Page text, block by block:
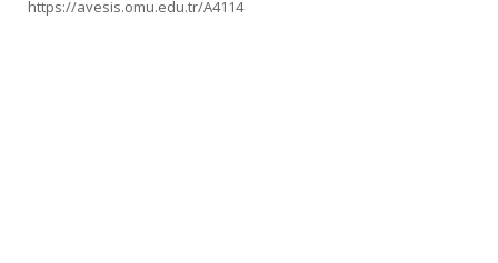
https://avesis.omu.edu.tr/A4114